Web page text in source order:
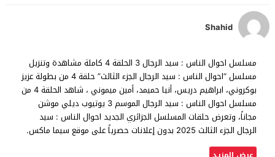
Shahid
مسلسل احوال الناس : سيد الرجال 3 الحلقة 4 كاملة مشاهدة وتنزيل
مسلسل “احوال الناس : سيد الرجال الجزء الثالث” حلقة 4 من بطولة عزيز
بوكروني، ابراهيم دريس، أنيا حميمد، أمين ميموني ، شاهد الحلقة 4 من
مسلسل احوال الناس : سيد الرجال الموسم 3 يوتيوب ديلي موشن
مجاناً، وتعرض حلقات المسلسل الجزائري الجديد احوال الناس : سيد
الرجال الجزء الثالث 2025 بدون إعلانات حصرياً على موقع سيما ماكس.